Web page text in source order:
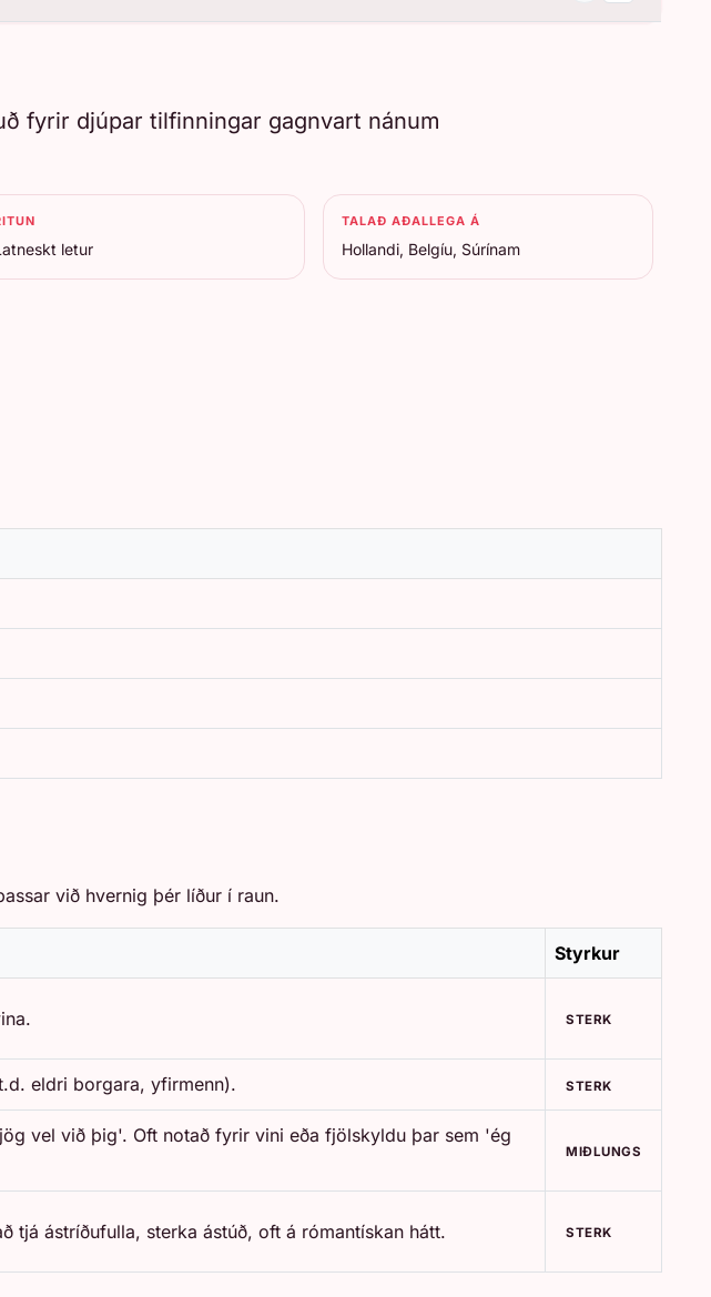
fyrir djúpar tilfinningar gagnvart nánum
letur
TALAÐ AÐALLEGA Á
Hollandi, Belgíu, Súrínam
við hvernig þér líður í raun.
Styrkur
STERK
eldri borgara, yfirmenn). STERK
vel við þig'. Oft notað fyrir vini eða fjölskyldu þar sem 'ég
MIÐLUNGS
ástríðufulla, sterka ástúð, oft á rómantískan hátt. STERK